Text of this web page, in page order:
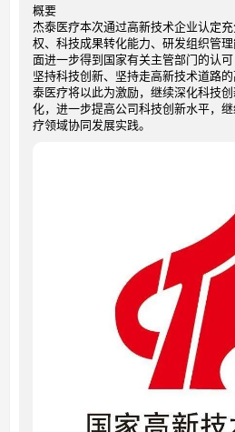
概要
杰泰医疗本次通过高新技术企业认定
权、科技成果转化能力、研发组织管
面进一步得到国家有关主管部门的认
坚持科技创新、坚持走高新技术道路
泰医疗将以此为激励，继续深化科技
化，进一步提高公司科技创新水平，
疗领域协同发展实践。